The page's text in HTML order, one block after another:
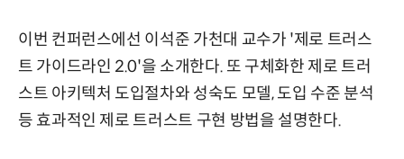
이번 컨퍼런스에선 이석준 가천대 교수가 '제로 트러스
트 가이드라인 2.0'을 소개한다. 또 구체화한 제로 트러
스트 아키텍처 도입절차와 성숙도 모델, 도입 수준 분석
등 효과적인 제로 트러스트 구현 방법을 설명한다.